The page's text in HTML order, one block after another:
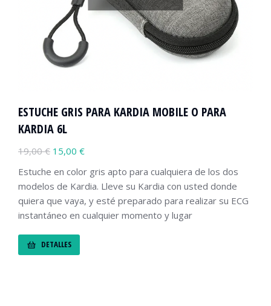
ESTUCHE GRIS PARA KARDIA MOBILE O PARA
KARDIA 6L
19,00€ 15,00 €
Estuche en color gris apto para cualquiera de los dos
modelos de Kardia. Lleve su Kardia con usted donde
quiera que vaya, y esté preparado para realizar su ECG
instantáneo en cualquier momento y lugar
DETALLES